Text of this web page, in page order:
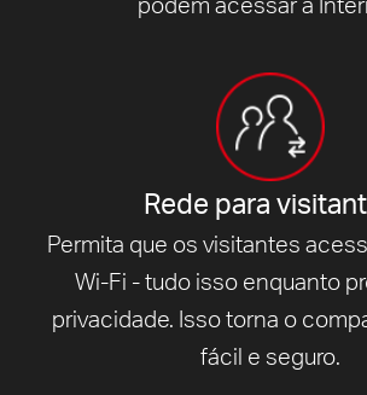
Rede para
Permita que os visitantes
Wi-Fi - tudo isso enquanto
privacidade. Isso torna o
fácil e seguro.